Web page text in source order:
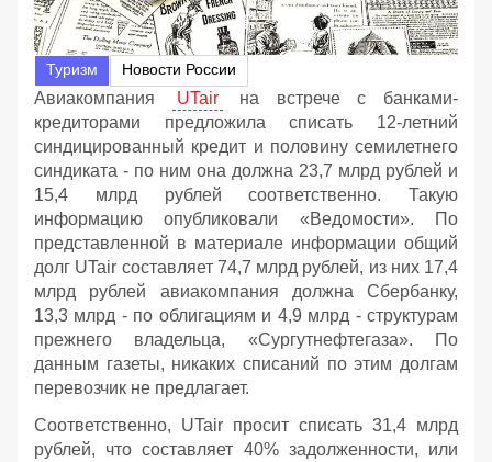
Туризм Новости России
Авиакомпания UTair
на встрече с банками-
кредиторами предложила списать 12-летний
синдицированный кредит и половину семилетнего
синдиката - по ним она должна 23,7 млрд рублей и
15,4 млрд рублей соответственно. Такую
информацию опубликовали «Ведомости». По
представленной в материале информации общий
долг UTair составляет 74,7 млрд рублей, из них 17,4
млрд рублей авиакомпания должна Сбербанку,
13,3 млрд - по облигациям и 4,9 млрд - структурам
прежнего владельца, «Сургутнефтегаза». По
данным газеты, никаких списаний по этим долгам
перевозчик не предлагает.
Соответственно, UTair просит списать 31,4 млрд
рублей, что составляет 40% задолженности, или